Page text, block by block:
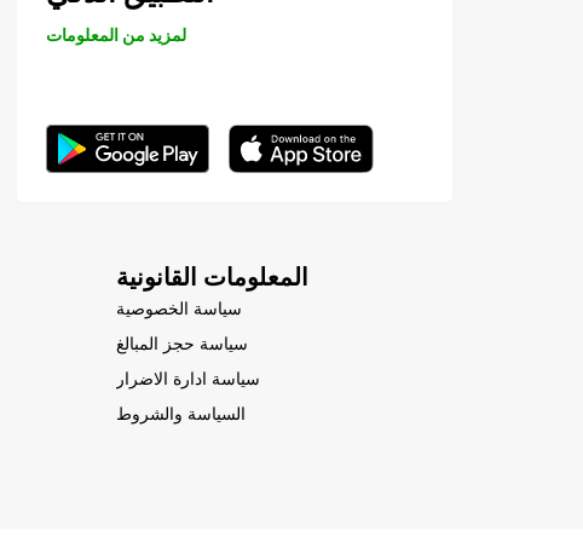
لمزيد من المعلومات
المعلومات القانونية
سياسة الخصوصية
سياسة حجز المبالغ
سياسة ادارة الاضرار
السياسة والشروط